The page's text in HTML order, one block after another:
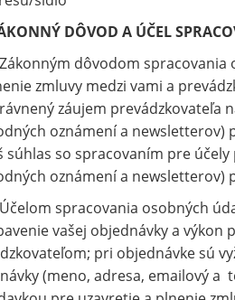
DÔVOD A ÚČEL
dôvodom spracovania
zmluvy medzi vami a
záujem prevádzkovateľa
oznámení a newsletterov)
so spracovaním pre
oznámení a newsletterov)
spracovania osobných
vašej objednávky a výkon
pri objednávke sú
(meno, adresa, emailový